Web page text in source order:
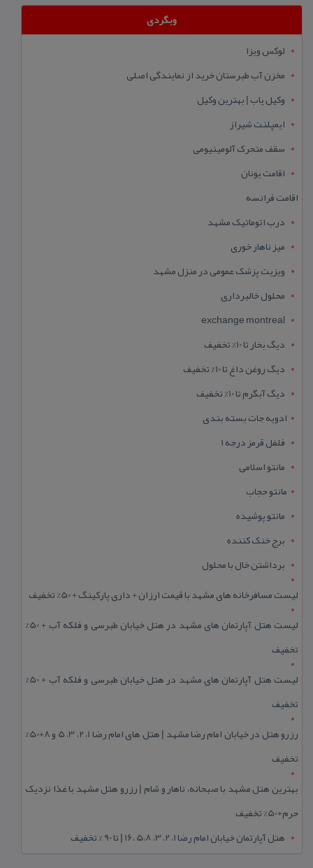
وبگردی
لوکس ویزا
مخزن آب طبرستان خرید از نمایندگی اصلی
وکیل یاب | بهترین وکیل
ایمپلنت شیراز
سقف متحرک آلومینیومی
اقامت یونان
اقامت فرانسه
درب اتوماتیک مشهد
میز ناهار خوری
ویزیت پزشک عمومی در منزل مشهد
محلول خالبرداری
exchange montreal
دیگ بخار تا 10% تخفیف
دیگ روغن داغ تا 10% تخفیف
دیگ آبگرم تا 10% تخفیف
ادویه جات بسته بندی
فلفل قرمز درجه 1
مانتو اسلامی
مانتو حجاب
مانتو پوشیده
برج خنک کننده
برداشتن خال با محلول
لیست مسافرخانه های مشهد با قیمت ارزان + داری پارکینگ + 50% تخفیف
لیست هتل آپارتمان های مشهد در هتل خیابان طبرسی و فلکه آب + 50%
تخفیف
لیست هتل آپارتمان های مشهد در هتل خیابان طبرسی و فلکه آب + 50%
تخفیف
رزرو هتل در خیابان امام رضا مشهد | هتل‌ های امام رضا 1، 2، 3، 5 و 8+50%
تخفیف
بهترین هتل مشهد با صبحانه، ناهار و شام | رزرو هتل مشهد با غذا نزدیک
حرم+50% تخفیف
هتل آپارتمان خیابان امام رضا 1، 2، 3، 5،8 ،16 | تا 90 % تخفیف